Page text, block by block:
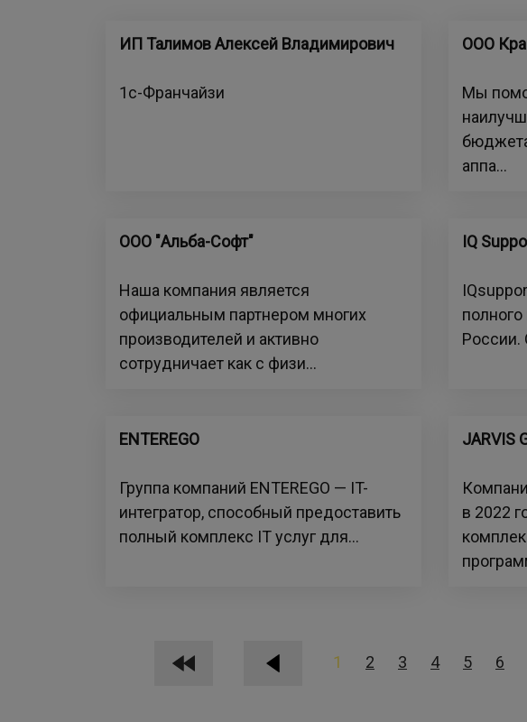
ИП Талимов Алексей Владимирович
1с-Франчайзи
ООО
Мы
аппа...
ООО "Альба-Софт"
Наша компания является
официальным партнером многих
производителей и активно
сотрудничает как с физи...
IQ
России.
ENTEREGO
Группа компаний ENTEREGO — IT-
интегратор, способный предоставить
полный комплекс IT услуг для...
JARVIS
в 2022
1 2 3 4 5 6